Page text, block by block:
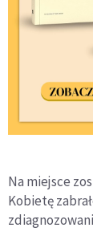
Na miejsce
Kobietę